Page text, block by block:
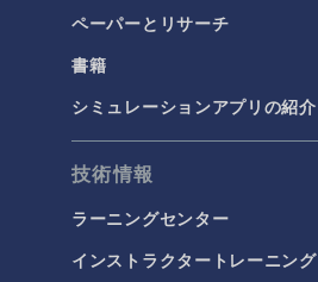
ペーパーとリサーチ
書籍
シミュレーションアプリの紹介
技術情報
ラーニングセンター
インストラクタートレーニング